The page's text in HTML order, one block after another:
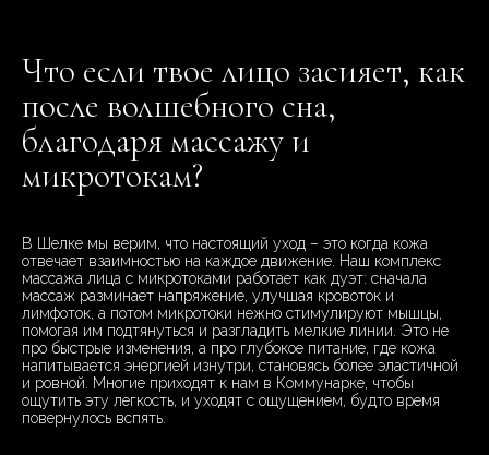
Что если твое лицо засияет, как
после волшебного сна,
благодаря массажу и
микротокам?
В Шелке мы верим, что настоящий уход – это когда кожа
отвечает взаимностью на каждое движение. Наш комплекс
массажа лица с микротоками работает как дуэт: сначала
массаж разминает напряжение, улучшая кровоток и
лимфоток, а потом микротоки нежно стимулируют мышцы,
помогая им подтянуться и разгладить мелкие линии. Это не
про быстрые изменения, а про глубокое питание, где кожа
напитывается энергией изнутри, становясь более эластичной
и ровной. Многие приходят к нам в Коммунарке, чтобы
ощутить эту легкость, и уходят с ощущением, будто время
повернулось вспять.